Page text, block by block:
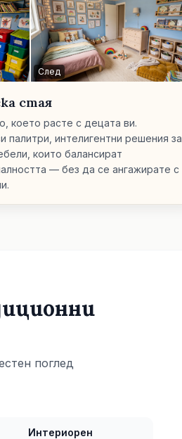
След
стая
което расте с децата ви.
палитри, интелигентни решения за
които балансират
— без да се ангажирате с
поглед
Интериорен